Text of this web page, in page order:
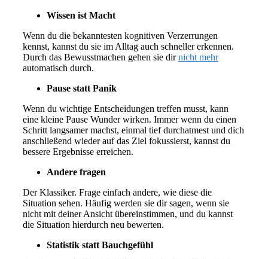
Wissen ist Macht
Wenn du die bekanntesten kognitiven Verzerrungen
kennst, kannst du sie im Alltag auch schneller erkennen.
Durch das Bewusstmachen gehen sie dirnicht mehr
automatisch durch.
Pause statt Panik
Wenn du wichtige Entscheidungen treffen musst, kann
eine kleine Pause Wunder wirken. Immer wenn du einen
Schritt langsamer machst, einmal tief durchatmest und dich
anschließend wieder auf das Ziel fokussierst, kannst du
bessere Ergebnisse erreichen.
Andere fragen
Der Klassiker. Frage einfach andere, wie diese die
Situation sehen. Häufig werden sie dir sagen, wenn sie
nicht mit deiner Ansicht übereinstimmen, und du kannst
die Situation hierdurch neu bewerten.
Statistik statt Bauchgefühl